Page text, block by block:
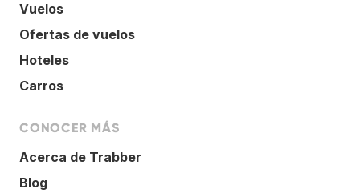
Vuelos
Ofertas de vuelos
Hoteles
Carros
CONOCER MÁS
Acerca de Trabber
Blog